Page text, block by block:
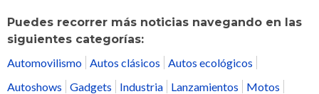
Puedes recorrer más noticias navegando en las
siguientes categorías:
Automovilismo Autos clásicos
Autos ecológicos
Autoshows
Gadgets Industria Lanzamientos
Motos